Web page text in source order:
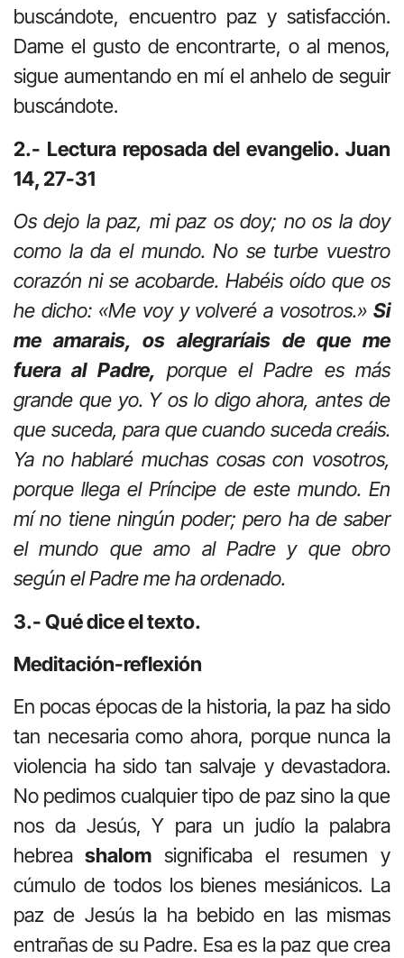
buscándote, encuentro paz y satisfacción.
Dame el gusto de encontrarte, o al menos,
sigue aumentando en mí el anhelo de seguir
buscándote.
2.- Lectura reposada del evangelio. Juan
14, 27-31
Os dejo la paz, mi paz os doy; no os la doy
como la da el mundo. No se turbe vuestro
corazón ni se acobarde. Habéis oído que os
he dicho: «Me voy y volveré a vosotros.» Si
me amarais, os alegraríais de que me
fuera al Padre, porque el Padre es más
grande que yo. Y os lo digo ahora, antes de
que suceda, para que cuando suceda creáis.
Ya no hablaré muchas cosas con vosotros,
porque llega el Príncipe de este mundo. En
mí no tiene ningún poder; pero ha de saber
el mundo que amo al Padre y que obro
según el Padre me ha ordenado.
3.- Qué dice el texto.
Meditación-reflexión
En pocas épocas de la historia, la paz ha sido
tan necesaria como ahora, porque nunca la
violencia ha sido tan salvaje y devastadora.
No pedimos cualquier tipo de paz sino la que
nos da Jesús, Y para un judío la palabra
hebrea shalom significaba el resumen y
cúmulo de todos los bienes mesiánicos. La
paz de Jesús la ha bebido en las mismas
entrañas de su Padre. Esa es la paz que crea